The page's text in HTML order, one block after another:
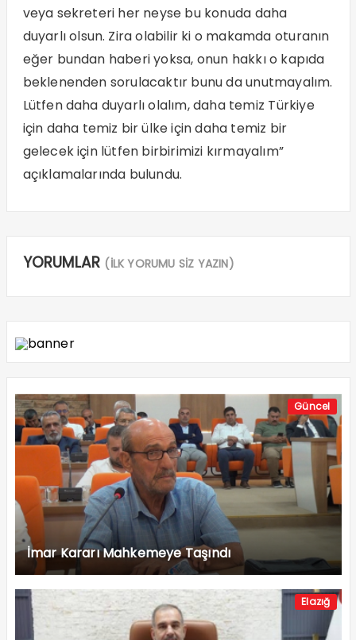
veya sekreteri her neyse bu konuda daha
duyarlı olsun. Zira olabilir ki o makamda oturanın
eğer bundan haberi yoksa, onun hakkı o kapıda
beklenenden sorulacaktır bunu da unutmayalım.
Lütfen daha duyarlı olalım, daha temiz Türkiye
için daha temiz bir ülke için daha temiz bir
gelecek için lütfen birbirimizi kırmayalım”
açıklamalarında bulundu.
YORUMLAR (İLK YORUMU SİZ YAZIN)
Güncel
İmar Kararı Mahkemeye Taşındı
Elazığ